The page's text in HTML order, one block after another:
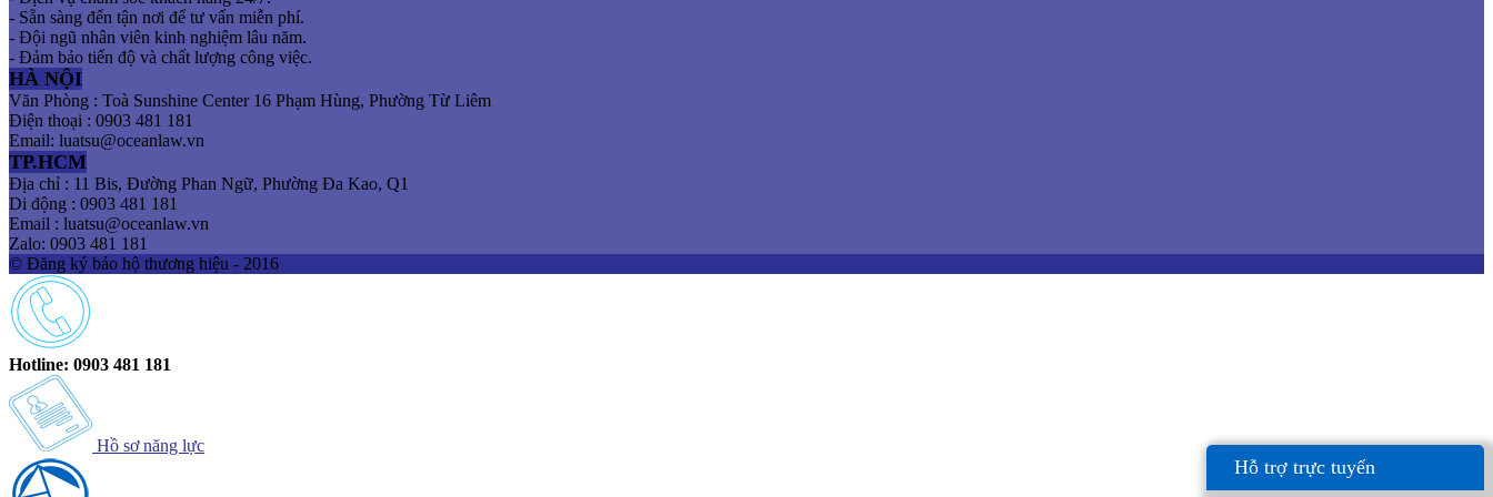
- Sẵn sàng đến tận nơi để tư vấn miễn phí.
- Đội ngũ nhân viên kinh nghiệm lâu năm.
- Đảm bảo tiến độ và chất lượng công việc.
HÀ NỘI
Văn Phòng : Toà Sunshine Center 16 Phạm Hùng, Phường Từ Liêm
Điện thoại : 0903 481 181
Email: luatsu@oceanlaw.vn
TP.HCM
Địa chỉ : 11 Bis, Đường Phan Ngữ, Phường Đa Kao, Q1
Di động : 0903 481 181
Email : luatsu@oceanlaw.vn
Zalo: 0903 481 181
© Đăng ký bảo hộ thương hiệu - 2016
Hỗ trợ trực tuyến
Hotline: 0903 481 181
Hồ sơ năng lực